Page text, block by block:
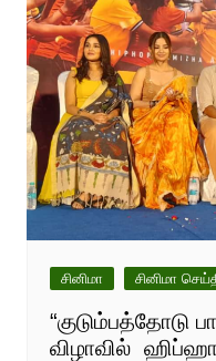
சினிமா சினிமா
“குடும்பத்தோடு
விழாவில்